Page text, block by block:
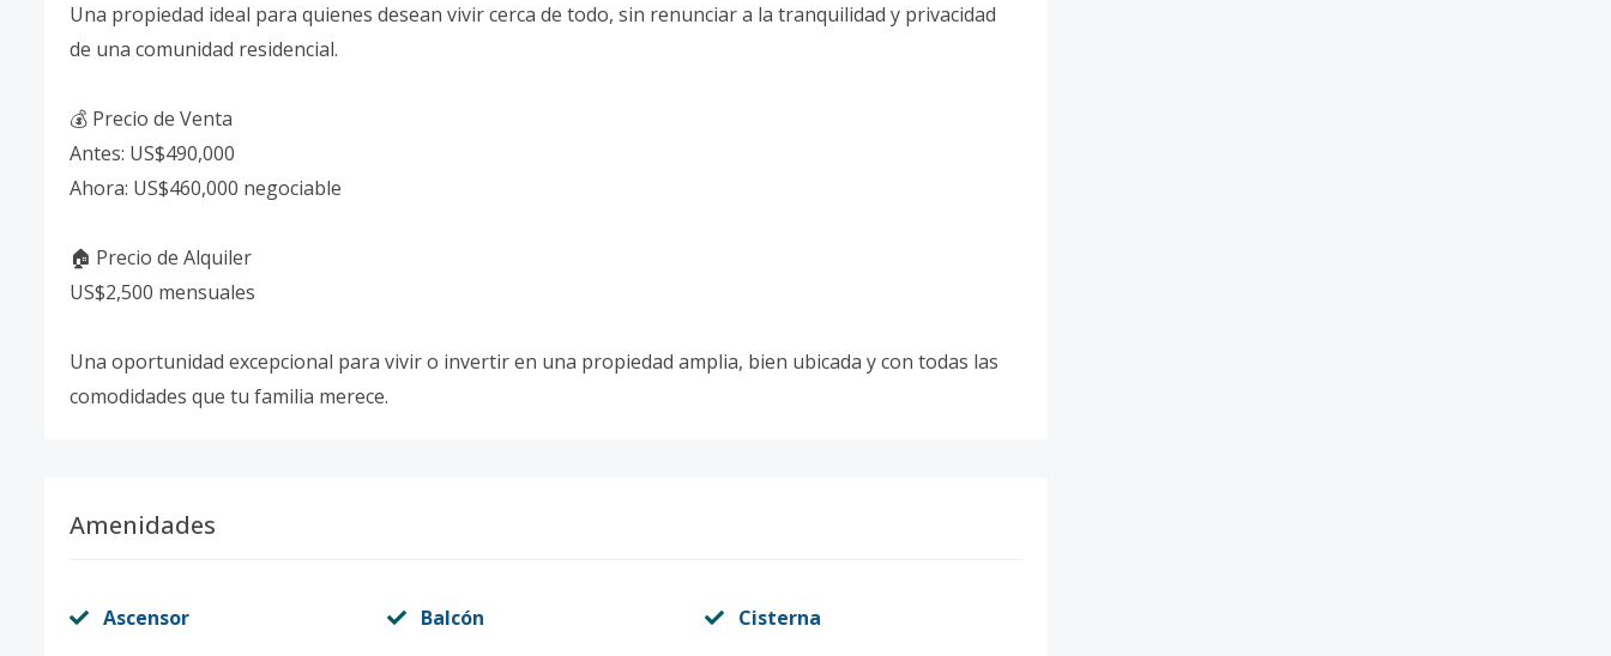
Una propiedad ideal para quienes desean vivir cerca de todo, sin renunciar a la tranquilidad y privacidad
de una comunidad residencial.
💰 Precio de Venta
Antes: US$490,000
Ahora: US$460,000 negociable
🏠 Precio de Alquiler
US$2,500 mensuales
Una oportunidad excepcional para vivir o invertir en una propiedad amplia, bien ubicada y con todas las
comodidades que tu familia merece.
Amenidades
Ascensor Balcón Cisterna